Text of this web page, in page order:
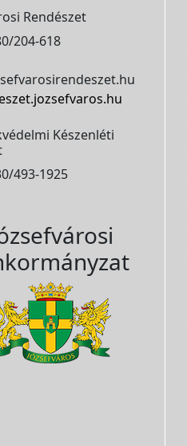
Rendészet
204-618
Készenléti
493-1925